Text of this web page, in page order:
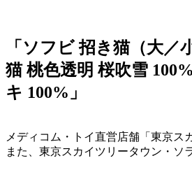
「ソフビ 招き猫（大
猫 桃色透明 桜吹雪
キ 100%」
メディコム・トイ直営店舗「東京ス
また、東京スカイツリータウン・ソ